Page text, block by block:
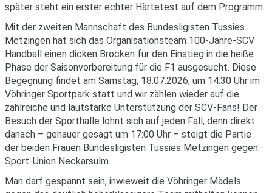
später steht ein erster echter Härtetest auf dem Programm.
Mit der zweiten Mannschaft des Bundesligisten Tussies
Metzingen hat sich das Organisationsteam 100-Jahre-SCV
Handball einen dicken Brocken für den Einstieg in die heiße
Phase der Saisonvorbereitung für die F1 ausgesucht. Diese
Begegnung findet am Samstag, 18.07.2026, um 14:30 Uhr im
Vöhringer Sportpark statt und wir zählen wieder auf die
zahlreiche und lautstarke Unterstützung der SCV-Fans! Der
Besuch der Sporthalle lohnt sich auf jeden Fall, denn direkt
danach – genauer gesagt um 17:00 Uhr – steigt die Partie
der beiden Frauen Bundesligisten Tussies Metzingen gegen
Sport-Union Neckarsulm.
Man darf gespannt sein, inwieweit die Vöhringer Mädels